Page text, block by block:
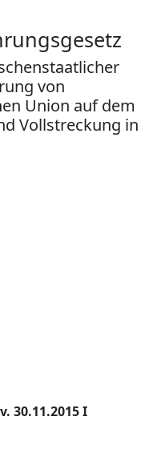
von
Union auf dem
Vollstreckung in
30.11.2015 I